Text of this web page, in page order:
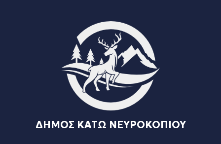
ΔΗΜΟΣ ΚΑΤΩ ΝΕΥΡΟΚΟΠΙΟΥ